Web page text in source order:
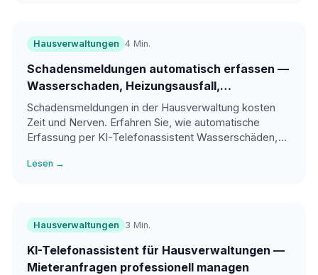
Hausverwaltungen 4 Min.
Schadensmeldungen automatisch erfassen —
Wasserschaden, Heizungsausfall,
Aufzugstörung
Schadensmeldungen in der Hausverwaltung kosten
Zeit und Nerven. Erfahren Sie, wie automatische
Erfassung per KI-Telefonassistent Wasserschäden,
aufnimmt.
Lesen →
Hausverwaltungen 3 Min.
KI-Telefonassistent für Hausverwaltungen —
Mieteranfragen professionell managen